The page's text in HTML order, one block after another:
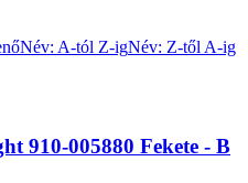
Név: A-tól Z-igNév: Z-től A-ig
910-005880 Fekete - B